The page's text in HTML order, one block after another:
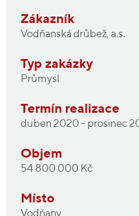
Zákazník
Vodňanská drůbež, a.s.
Typ zakázky
Průmysl
Termín realizace
duben 2020 - prosinec
Objem
54 800 000 Kč
Místo
Vodňany